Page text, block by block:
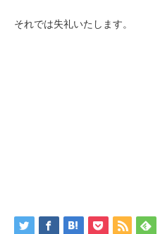
それでは失礼いたします。